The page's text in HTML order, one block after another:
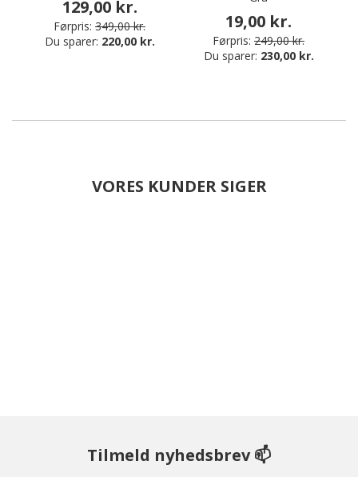
129,00 kr.
Førpris: 349,00 kr.
Du sparer: 220,00 kr.
19,00 kr.
Førpris: 249,00 kr.
Du sparer: 230,00 kr.
VORES KUNDER SIGER
Tilmeld nyhedsbrev 📫